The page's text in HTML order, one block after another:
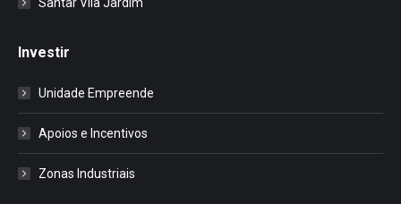
Investir
Unidade Empreende
Apoios e Incentivos
Zonas Industriais